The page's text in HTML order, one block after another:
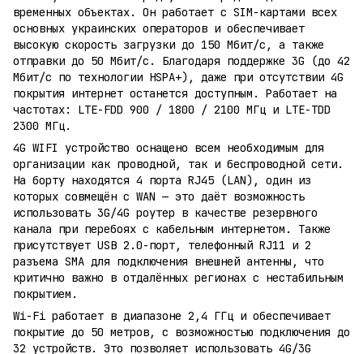
временных объектах. Он работает с SIM-картами всех
основных украинских операторов и обеспечивает
высокую скорость загрузки до 150 Мбит/с, а также
отправки до 50 Мбит/с. Благодаря поддержке 3G (до 42
Мбит/с по технологии HSPA+), даже при отсутствии 4G
покрытия интернет останется доступным. Работает на
частотах: LTE-FDD 900 / 1800 / 2100 МГц и LTE-TDD
2300 МГц.
4G WIFI устройство оснащено всем необходимым для
организации как проводной, так и беспроводной сети.
На борту находятся 4 порта RJ45 (LAN), один из
которых совмещён с WAN — это даёт возможность
использовать 3G/4G роутер в качестве резервного
канала при перебоях с кабельным интернетом. Также
присутствует USB 2.0-порт, телефонный RJ11 и 2
разъема SMA для подключения внешней антенны, что
критично важно в отдалённых регионах с нестабильным
покрытием.
Wi-Fi работает в диапазоне 2,4 ГГц и обеспечивает
покрытие до 50 метров, с возможностью подключения до
32 устройств. Это позволяет использовать 4G/3G